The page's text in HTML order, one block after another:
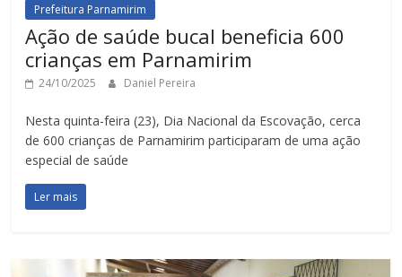
Prefeitura Parnamirim
Ação de saúde bucal beneficia 600
crianças em Parnamirim
24/10/2025 Daniel Pereira
Nesta quinta-feira (23), Dia Nacional da Escovação, cerca
de 600 crianças de Parnamirim participaram de uma ação
especial de saúde
Ler mais